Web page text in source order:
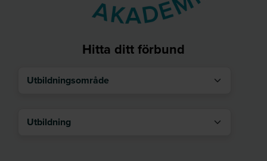
Hitta ditt förbund
Utbildningsområde